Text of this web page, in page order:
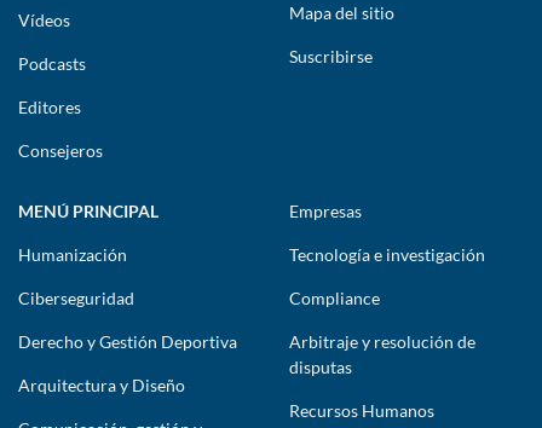
Vídeos
Podcasts
Editores
Consejeros
Mapa del sitio
Suscribirse
MENÚ PRINCIPAL
Humanización
Ciberseguridad
Derecho y Gestión Deportiva
Arquitectura y Diseño
Empresas
Tecnología e investigación
Compliance
Arbitraje y resolución de
disputas
Recursos Humanos